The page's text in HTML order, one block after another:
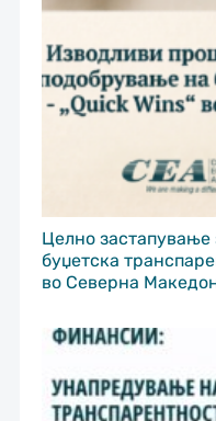
Целно
буџетска
во Северна